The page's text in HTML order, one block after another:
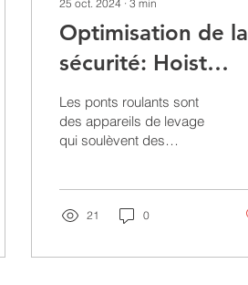
25 oct. 2024 ∙ 3 min
Optimisation de la
sécurité: Hoist
Monitor et
variateurs de
fréquence pour
ponts roulants et
palans
Les ponts roulants sont
des appareils de levage
qui soulèvent des
adéquate....
21 0